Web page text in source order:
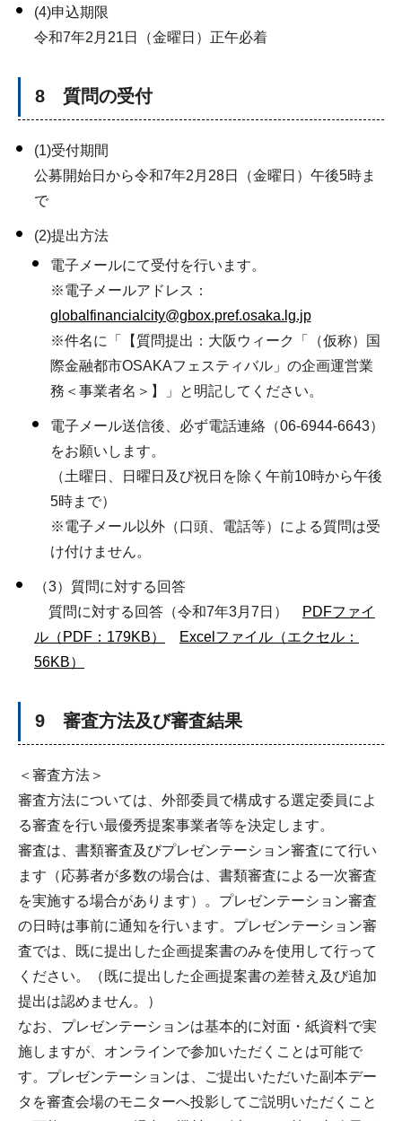
(4)申込期限
令和7年2月21日（金曜日）正午必着
8 質問の受付
(1)受付期間
公募開始日から令和7年2月28日（金曜日）午後5時ま
で
(2)提出方法
電子メールにて受付を行います。
※電子メールアドレス：
globalfinancialcity@gbox.pref.osaka.lg.jp
※件名に「【質問提出：大阪ウィーク「（仮称）国
際金融都市OSAKAフェスティバル」の企画運営業
務＜事業者名＞】」と明記してください。
電子メール送信後、必ず電話連絡（06-6944-6643）
をお願いします。
（土曜日、日曜日及び祝日を除く午前10時から午後
5時まで）
※電子メール以外（口頭、電話等）による質問は受
け付けません。
（3）質問に対する回答
質問に対する回答（令和7年3月7日）
PDFファイ
ル（PDF：179KB）
Excelファイル（エクセル：
56KB）
9 審査方法及び審査結果
＜審査方法＞
審査方法については、外部委員で構成する選定委員によ
る審査を行い最優秀提案事業者等を決定します。
審査は、書類審査及びプレゼンテーション審査にて行い
ます（応募者が多数の場合は、書類審査による一次審査
を実施する場合があります）。プレゼンテーション審査
の日時は事前に通知を行います。プレゼンテーション審
査では、既に提出した企画提案書のみを使用して行って
ください。（既に提出した企画提案書の差替え及び追加
提出は認めません。）
なお、プレゼンテーションは基本的に対面・紙資料で実
施しますが、オンラインで参加いただくことは可能で
す。プレゼンテーションは、ご提出いただいた副本デー
タを審査会場のモニターへ投影してご説明いただくこと